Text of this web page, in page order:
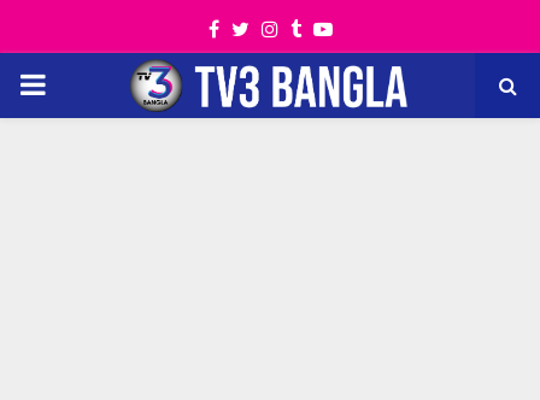
Facebook
TwitterInstagram
TumblrYoutube
PRIMARY